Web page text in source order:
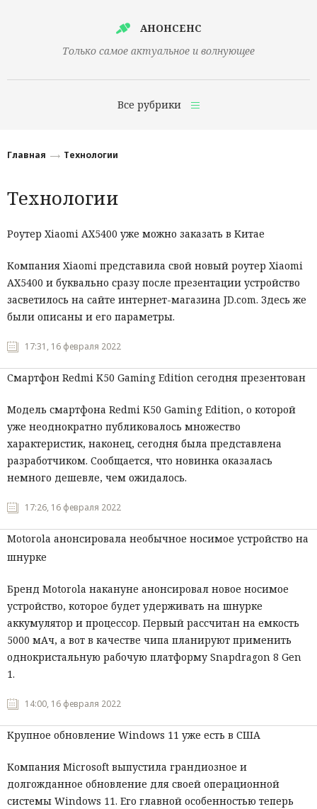
АНОНСЕНС
Только самое актуальное и волнующее
Все рубрики
Технологии
Общество
Политика
Мнения
Происшествия
Главная Технологии
Технологии
Роутер Xiaomi AX5400 уже можно заказать в Китае
Компания Xiaomi представила свой новый роутер Xiaomi
AX5400 и буквально сразу после презентации устройство
засветилось на сайте интернет-магазина JD.com. Здесь же
были описаны и его параметры.
17:31, 16 февраля 2022
Смартфон Redmi K50 Gaming Edition сегодня презентован
Модель смартфона Redmi K50 Gaming Edition, о которой
уже неоднократно публиковалось множество
характеристик, наконец, сегодня была представлена
разработчиком. Сообщается, что новинка оказалась
немного дешевле, чем ожидалось.
17:26, 16 февраля 2022
Motorola анонсировала необычное носимое устройство на
шнурке
Бренд Motorola накануне анонсировал новое носимое
устройство, которое будет удерживать на шнурке
аккумулятор и процессор. Первый рассчитан на емкость
5000 мАч, а вот в качестве чипа планируют применить
однокристальную рабочую платформу Snapdragon 8 Gen
1.
14:00, 16 февраля 2022
Крупное обновление Windows 11 уже есть в США
Компания Microsoft выпустила грандиозное и
долгожданное обновление для своей операционной
системы Windows 11. Его главной особенностью теперь